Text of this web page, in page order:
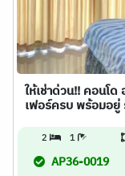
ให้เช่าด่วน!! คอนโ
เฟอร์ครบ พร้อมอยู่
2 1
AP36-0019